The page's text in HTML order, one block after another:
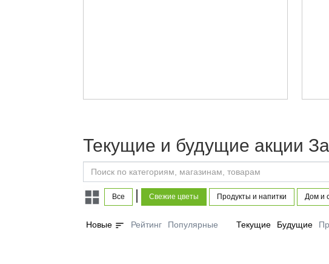
Текущие и будущие акции
Все | Свежие цветы Продукты и напитки Дом и
Новые sort Рейтинг Популярные Текущие Будущие